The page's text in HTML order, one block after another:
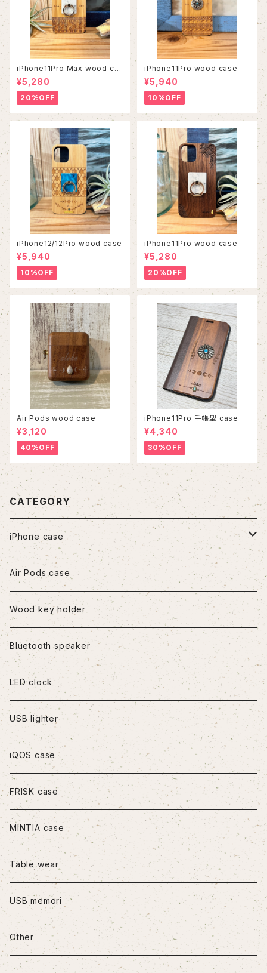
iPhone11Pro Max wood ca
se
¥5,280
20%OFF
iPhone11Pro wood case
¥5,940
10%OFF
iPhone12/12Pro wood case
¥5,940
10%OFF
iPhone11Pro wood case
¥5,280
20%OFF
Air Pods wood case
¥3,120
40%OFF
iPhone11Pro 手帳型 case
¥4,340
30%OFF
CATEGORY
iPhone case
iPhone7/8/SE2
iPhone8Plus
iPhoneX/XS
iPhoneXR
iPhoneXS Max
iPhone11
iPhone11Pro
iPhone11Pro Max
iPhone12/12Pro
iPhone12mini
iPhone12Pro Max
Air Pods case
Wood key holder
Bluetooth speaker
LED clock
USB lighter
iQOS case
FRISK case
MINTIA case
Table wear
USB memori
Other